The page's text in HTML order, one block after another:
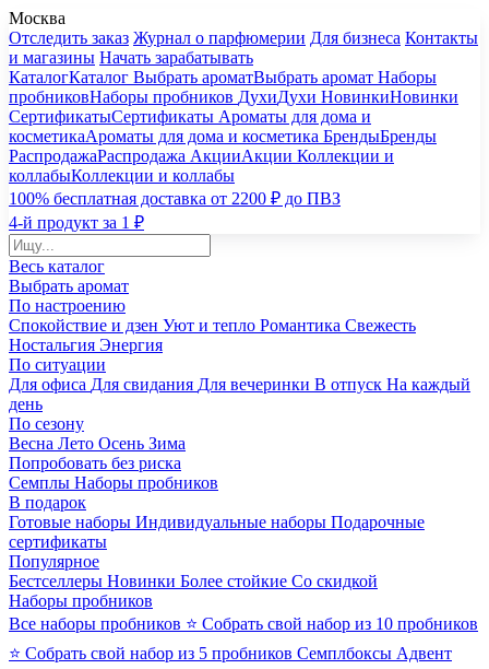
Москва
Отследить заказ Журнал о парфюмерии Для бизнеса Контакты
и магазины Начать зарабатывать
КаталогКаталог Выбрать ароматВыбрать аромат Наборы
пробниковНаборы пробников ДухиДухи НовинкиНовинки
СертификатыСертификаты Ароматы для дома и
косметикаАроматы для дома и косметика БрендыБренды
РаспродажаРаспродажа АкцииАкции Коллекции и
коллабыКоллекции и коллабы
100% бесплатная доставка от 2200 ₽ до ПВЗ
4-й продукт за 1 ₽
Весь каталог
Выбрать аромат
По настроению
Спокойствие и дзен Уют и тепло Романтика Свежесть
Ностальгия Энергия
По ситуации
Для офиса Для свидания Для вечеринки В отпуск На каждый
день
По сезону
Весна Лето Осень Зима
Попробовать без риска
Семплы Наборы пробников
В подарок
Готовые наборы Индивидуальные наборы Подарочные
сертификаты
Популярное
Бестселлеры Новинки Более стойкие Со скидкой
Наборы пробников
Все наборы пробников ⭐ Собрать свой набор из 10 пробников
⭐ Собрать свой набор из 5 пробников Семплбоксы Адвент